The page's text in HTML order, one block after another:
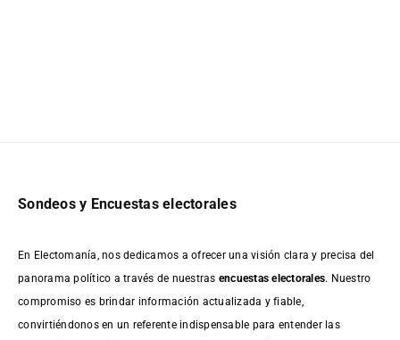
Sondeos y Encuestas electorales
En Electomanía, nos dedicamos a ofrecer una visión clara y precisa del
panorama político a través de nuestras encuestas electorales. Nuestro
compromiso es brindar información actualizada y fiable,
convirtiéndonos en un referente indispensable para entender las